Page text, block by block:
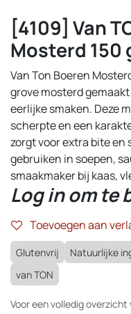
[4109] Van
Mosterd 150
Van Ton Boeren
grove mosterd
eerlijke smaken. Deze
scherpte en een
zorgt voor extra bite
gebruiken in soepen,
smaakmaker bij kaas,
Log in om te
Toevoegen aan
Glutenvrij Natuurlijke
van TON
Voor een volledig